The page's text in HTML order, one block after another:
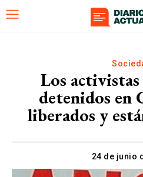
Los
detenidos en
liberados y
24 de junio